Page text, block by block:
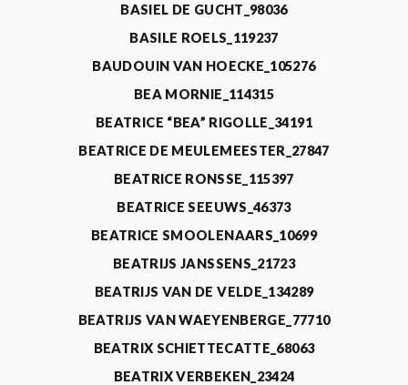
BASIEL DE GUCHT_98036
BASILE ROELS_119237
BAUDOUIN VAN HOECKE_105276
BEA MORNIE_114315
BEATRICE “BEA” RIGOLLE_34191
BEATRICE DE MEULEMEESTER_27847
BEATRICE RONSSE_115397
BEATRICE SEEUWS_46373
BEATRICE SMOOLENAARS_10699
BEATRIJS JANSSENS_21723
BEATRIJS VAN DE VELDE_134289
BEATRIJS VAN WAEYENBERGE_77710
BEATRIX SCHIETTECATTE_68063
BEATRIX VERBEKEN_23424